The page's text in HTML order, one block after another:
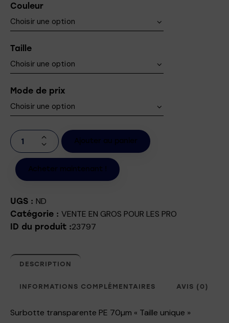
Couleur
Taille
Mode de prix
Ajouter au panier
Acheter maintenant !
UGS : ND
Catégorie : VENTE EN GROS POUR LES PRO
ID du produit :23797
DESCRIPTION
INFORMATIONS COMPLÉMENTAIRES AVIS (0)
Surbotte transparente PE 70µm « Taille unique »